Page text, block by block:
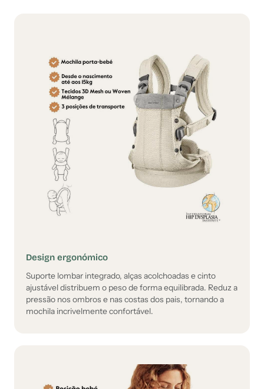
Design ergonómico
Suporte lombar integrado, alças acolchoadas e cinto
ajustável distribuem o peso de forma equilibrada. Reduz a
pressão nos ombros e nas costas dos pais, tornando a
mochila incrivelmente confortável.